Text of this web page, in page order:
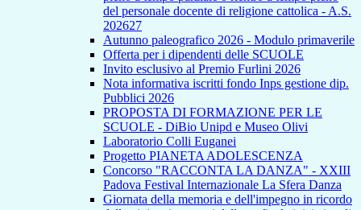
del personale docente di religione cattolica - A.S.
202627
Autunno paleografico 2026 - Modulo primaverile
Offerta per i dipendenti delle SCUOLE
Invito esclusivo al Premio Furlini 2026
Nota informativa iscritti fondo Inps gestione dip.
Pubblici 2026
PROPOSTA DI FORMAZIONE PER LE
SCUOLE - DiBio Unipd e Museo Olivi
Laboratorio Colli Euganei
Progetto PIANETA ADOLESCENZA
Concorso "RACCONTA LA DANZA" - XXIII
Padova Festival Internazionale La Sfera Danza
Giornata della memoria e dell'impegno in ricordo